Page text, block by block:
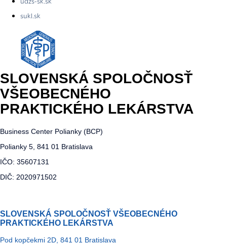
udzs-sk.sk
sukl.sk
SLOVENSKÁ SPOLOČNOSŤ
VŠEOBECNÉHO
PRAKTICKÉHO LEKÁRSTVA
Business Center Polianky (BCP)
Polianky 5, 841 01 Bratislava
IČO: 35607131
DIČ: 2020971502
SLOVENSKÁ SPOLOČNOSŤ VŠEOBECNÉHO
PRAKTICKÉHO LEKÁRSTVA
Pod kopčekmi 2D, 841 01 Bratislava